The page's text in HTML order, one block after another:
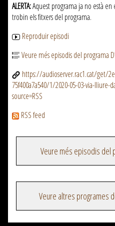
ALERTA:Aquest programa ja no està
trobin els fitxers del programa.
Reproduir episodi
Veure més episodis del programa
https://audioserver.rac1.cat/get/
75f400a7a540/1/2020-05-03-via-lliure-
source=RSS
RSS feed
Veure més episodis del
Veure altres programes